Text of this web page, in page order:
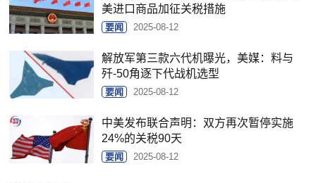
美进口商品加征关税措施
要闻 2025-08-12
解放军第三款六代机曝光，美媒：料与
歼-50角逐下代战机选型
要闻 2025-08-12
中美发布联合声明：双方再次暂停实施
24%的关税90天
要闻 2025-08-12